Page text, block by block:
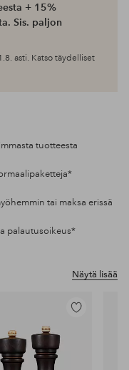
+ 15%
Sis. paljon
asti. Katso täydelliset
tuotteesta
tai maksa erissä
palautusoikeus*
Näytä lisää
Lisää